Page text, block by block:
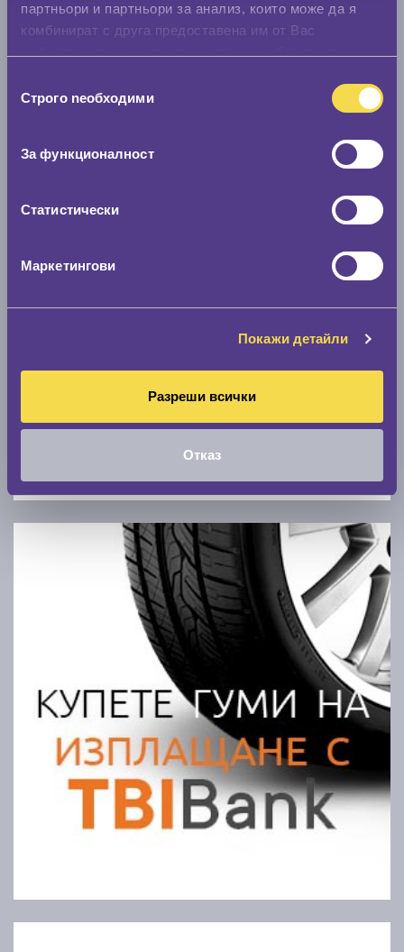
партньори и партньори за анализ, които може да я
комбинират с друга предоставена им от Вас
наСтрого nеобходими
За функционалност
Статистически
Маркетингови
Покажи детайли
Разреши всички
Отказ
Стар размер
По марка автомобил